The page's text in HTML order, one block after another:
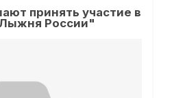
принять участие в
России"